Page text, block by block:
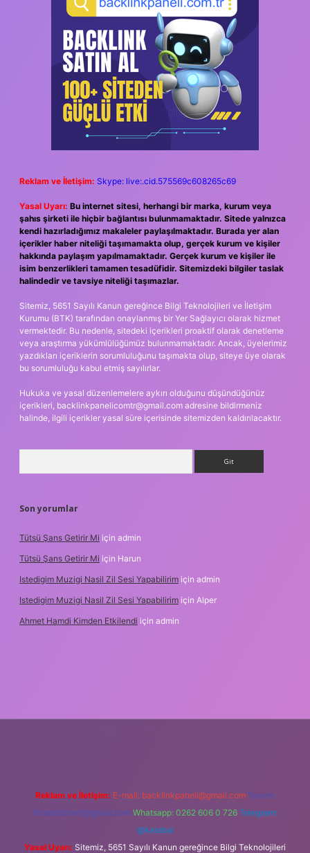
Reklam ve İletişim: Skype: live:.cid.575569c608265c69
Yasal Uyarı: Bu internet sitesi, herhangi bir marka, kurum veya
şahıs şirketi ile hiçbir bağlantısı bulunmamaktadır. Sitede yalnızca
kendi hazırladığımız makaleler paylaşılmaktadır. Burada yer alan
içerikler haber niteliği taşımamakta olup, gerçek kurum ve kişiler
hakkında paylaşım yapılmamaktadır. Gerçek kurum ve kişiler ile
isim benzerlikleri tamamen tesadüfidir. Sitemizdeki bilgiler taslak
halindedir ve tavsiye niteliği taşımazlar.
Sitemiz, 5651 Sayılı Kanun gereğince Bilgi Teknolojileri ve İletişim
Kurumu (BTK) tarafından onaylanmış bir Yer Sağlayıcı olarak hizmet
vermektedir. Bu nedenle, sitedeki içerikleri proaktif olarak denetleme
veya araştırma yükümlülüğümüz bulunmamaktadır. Ancak, üyelerimiz
yazdıkları içeriklerin sorumluluğunu taşımakta olup, siteye üye olarak
bu sorumluluğu kabul etmiş sayılırlar.
Hukuka ve yasal düzenlemelere aykırı olduğunu düşündüğünüz
içerikleri, backlinkpanelicomtr@gmail.com adresine bildirmeniz
halinde, ilgili içerikler yasal süre içerisinde sitemizden kaldırılacaktır.
Son yorumlar
Tütsü Şans Getirir Mi için admin
Tütsü Şans Getirir Mi için Harun
Istedigim Muzigi Nasil Zil Sesi Yapabilirim için admin
Istedigim Muzigi Nasil Zil Sesi Yapabilirim için Alper
Ahmet Hamdi Kimden Etkilendi için admin
Reklam ve İletişim: E-mail: backlinkpaneli@gmail.com Teams:
forumhizmeti@gmail.com Whatsapp: 0262 606 0 726 Telegram:
@karabul
Yasal Uyarı: Sitemiz, 5651 Sayılı Kanun gereğince Bilgi Teknolojileri